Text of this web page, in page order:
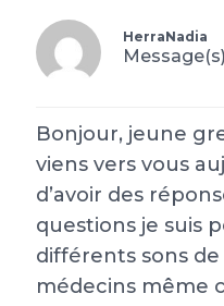
HerraNadia
Bonjour, jeune
viens vers vous
d’avoir des
questions je suis
différents sons
médecins même